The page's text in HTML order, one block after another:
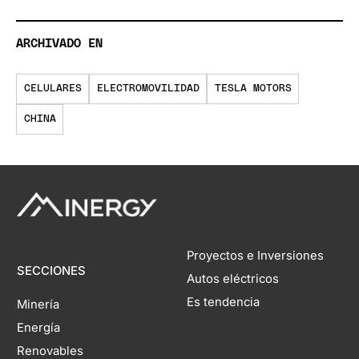
ARCHIVADO EN
CELULARES ELECTROMOVILIDAD TESLA MOTORS
CHINA
SECCIONES
Minería
Energía
Renovables
Proyectos e Inversiones
Autos eléctricos
Es tendencia